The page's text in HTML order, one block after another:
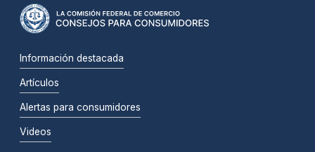
Información destacada
Artículos
Alertas para consumidores
Videos